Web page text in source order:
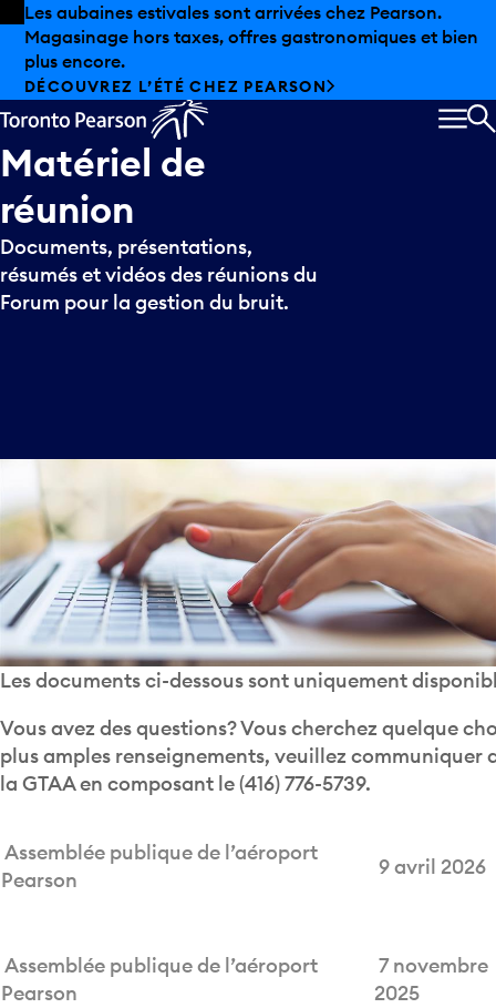
Skip to offers
Passer au contenu principal
Les aubaines estivales sont arrivées chez Pearson.
Magasinage hors taxes, offres gastronomiques et bien
plus encore.
DÉCOUVREZ L’ÉTÉ CHEZ PEARSON
Matériel de
réunion
Documents, présentations,
résumés et vidéos des réunions du
Forum pour la gestion du bruit.
Les documents ci-dessous sont uniquement
Vous avez des questions? Vous cherchez quelque
plus amples renseignements, veuillez communiquer
la GTAA en composant le (416) 776-5739.
Assemblée publique de l’aéroport
Pearson
9 avril 2026
Assemblée publique de l’aéroport
Pearson
7 novembre
2025